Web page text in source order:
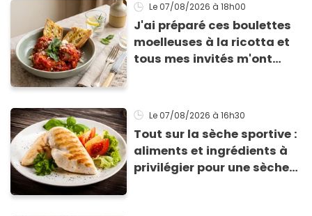
Le 07/08/2026 à 18h00
J'ai préparé ces boulettes
moelleuses à la ricotta et
tous mes invités m'ont
Le 07/08/2026 à 16h30
Tout sur la sèche sportive :
aliments et ingrédients à
privilégier pour une sèche